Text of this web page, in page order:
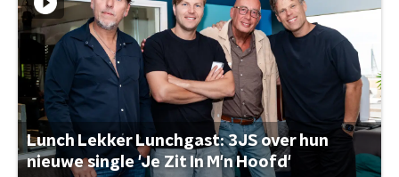
Lunch Lekker Lunchgast: 3JS over hun
nieuwe single 'Je Zit In M'n Hoofd'